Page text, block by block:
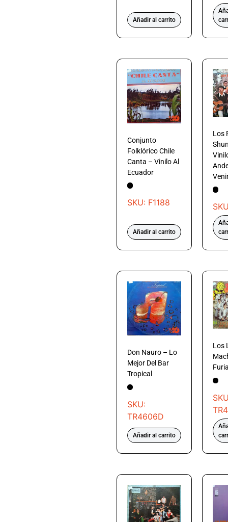
Añadir al carrito
Conjunto
Folklórico Chile
Canta – Vinilo Al
Ecuador
SKU: F1188
Añadir al carrito
Los
Don Nauro – Lo
Mejor Del Bar
Tropical
SKU:
TR4606D
Añadir al carrito
Los